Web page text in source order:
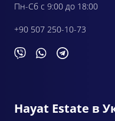
Пн-Сб с 9:00 до 18:00
+90 507 250-10-73
Hayat Estate в